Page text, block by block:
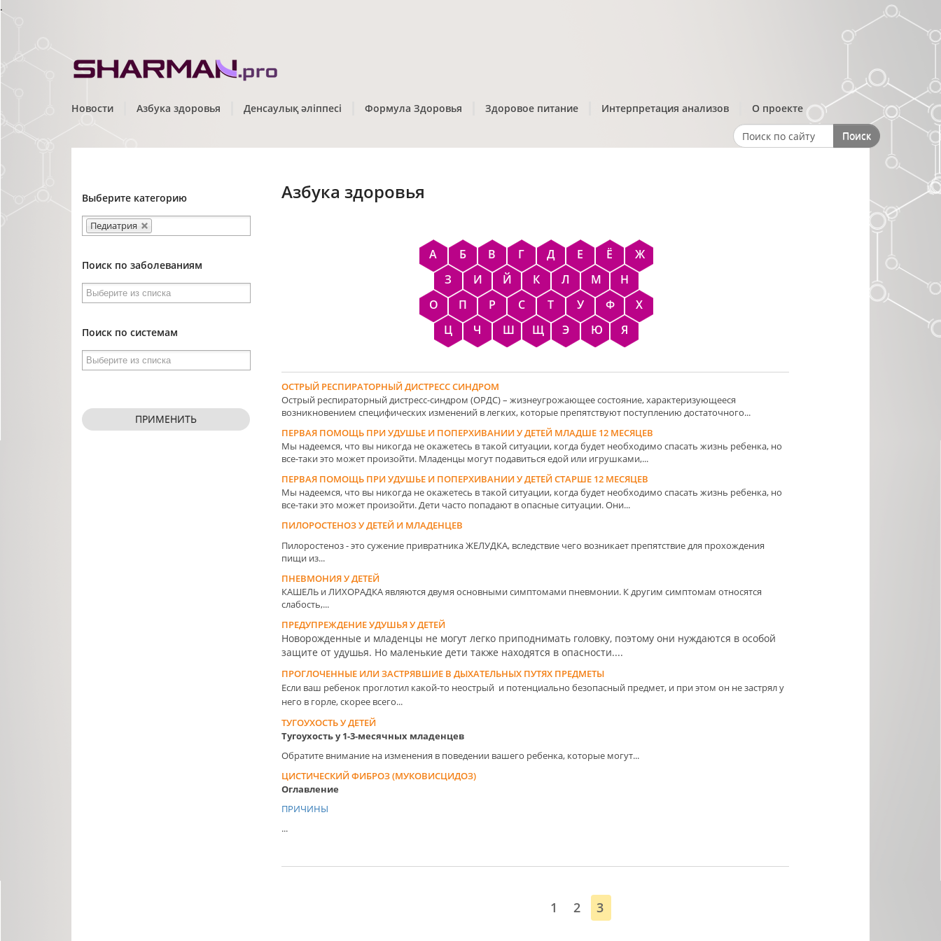
.
Новости Азбука здоровья Денсаулық әліппесі Формула Здоровья Здоровое питание Интерпретация анализов О проекте
Search formПоиск
Азбука здоровья
А Б В Г Д Е Ё
Ж
З
И Й К Л М
Н
О
П Р С Т У Ф
Х
Ц
Ч Ш Щ Э Ю Я
ОСТРЫЙ РЕСПИРАТОРНЫЙ ДИСТРЕСС СИНДРОМ
Острый респираторный дистресс-синдром (ОРДС) – жизнеугрожающее состояние, характеризующееся
возникновением специфических изменений в легких, которые препятствуют поступлению достаточного...
ПЕРВАЯ ПОМОЩЬ ПРИ УДУШЬЕ И ПОПЕРХИВАНИИ У ДЕТЕЙ МЛАДШЕ 12 МЕСЯЦЕВ
Мы надеемся, что вы никогда не окажетесь в такой ситуации, когда будет необходимо спасать жизнь ребенка, но
все-таки это может произойти. Младенцы могут подавиться едой или игрушками,...
ПЕРВАЯ ПОМОЩЬ ПРИ УДУШЬЕ И ПОПЕРХИВАНИИ У ДЕТЕЙ СТАРШЕ 12 МЕСЯЦЕВ
Мы надеемся, что вы никогда не окажетесь в такой ситуации, когда будет необходимо спасать жизнь ребенка, но
все-таки это может произойти. Дети часто попадают в опасные ситуации. Они...
ПИЛОРОСТЕНОЗ У ДЕТЕЙ И МЛАДЕНЦЕВ
Пилоростеноз - это сужение привратникаЖЕЛУДКА, вследствие чего возникает препятствие для прохождения
пищи из...
ПНЕВМОНИЯ У ДЕТЕЙ
КАШЕЛЬ и ЛИХОРАДКАявляются двумя основными симптомами пневмонии. К другим симптомам относятся
слабость,...
ПРЕДУПРЕЖДЕНИЕ УДУШЬЯ У ДЕТЕЙ
Новорожденные и младенцы не могут легко приподнимать головку, поэтому они нуждаются в особой
защите от удушья. Но маленькие дети также находятся в опасности....
ПРОГЛОЧЕННЫЕ ИЛИ ЗАСТРЯВШИЕ В ДЫХАТЕЛЬНЫХ ПУТЯХ ПРЕДМЕТЫ
Если ваш ребенок проглотил какой-то неострый и потенциально безопасный предмет, и при этом он не застрял у
него в горле, скорее всего...
ТУГОУХОСТЬ У ДЕТЕЙ
Тугоухость у 1-3-месячных младенцев
Обратите внимание на изменения в поведении вашего ребенка, которые могут...
ЦИСТИЧЕСКИЙ ФИБРОЗ (МУКОВИСЦИДОЗ)
Оглавление
ПРИЧИНЫ
...
1 2 3
Выберите категорию
Педиатрия
Поиск по заболеваниям
Поиск по системам
ПРИМЕНИТЬ